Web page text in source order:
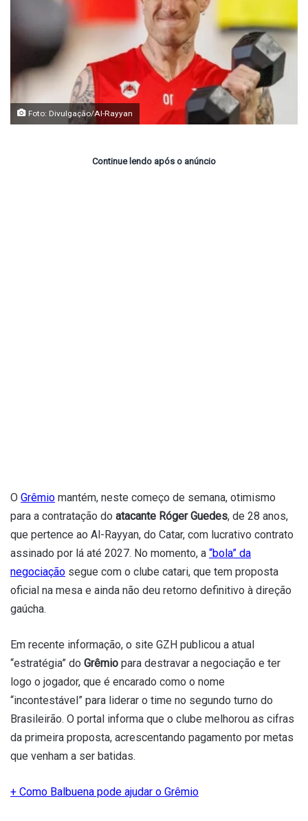
Foto: Divulgação/Al-Rayyan
Continue lendo após o anúncio
O Grêmio mantém, neste começo de semana, otimismo
para a contratação do atacante Róger Guedes, de 28 anos,
que pertence ao Al-Rayyan, do Catar, com lucrativo contrato
assinado por lá até 2027. No momento, a “bola” da
negociação segue com o clube catari, que tem proposta
oficial na mesa e ainda não deu retorno definitivo à direção
gaúcha.
Em recente informação, o site GZH publicou a atual
“estratégia” do Grêmio para destravar a negociação e ter
logo o jogador, que é encarado como o nome
“incontestável” para liderar o time no segundo turno do
Brasileirão. O portal informa que o clube melhorou as cifras
da primeira proposta, acrescentando pagamento por metas
que venham a ser batidas.
+ Como Balbuena pode ajudar o Grêmio